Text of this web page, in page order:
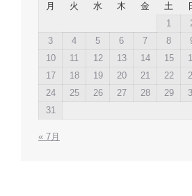
月
火 水 木 金 土
1
3
4 5 6 7 8
10
11 12 13 14 15
17
18 19 20 21 22
24
25 26 27 28 29
31
« 7月